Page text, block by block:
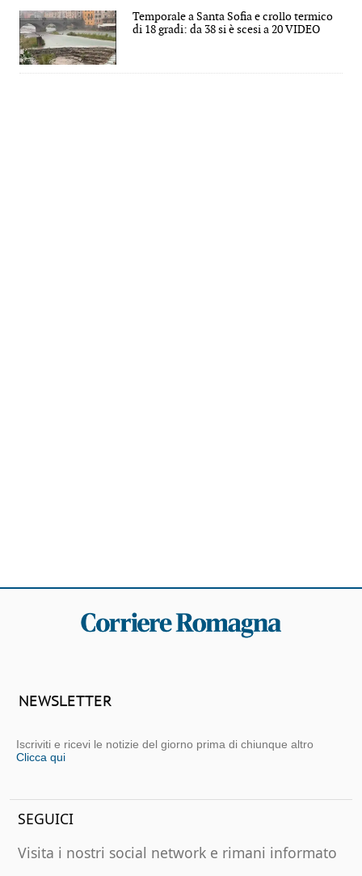
Temporale a Santa Sofia e crollo termico
di 18 gradi: da 38 si è scesi a 20 VIDEO
NEWSLETTER
Iscriviti e ricevi le notizie del giorno prima di chiunque altro
Clicca qui
SEGUICI
Visita i nostri social network e rimani informato